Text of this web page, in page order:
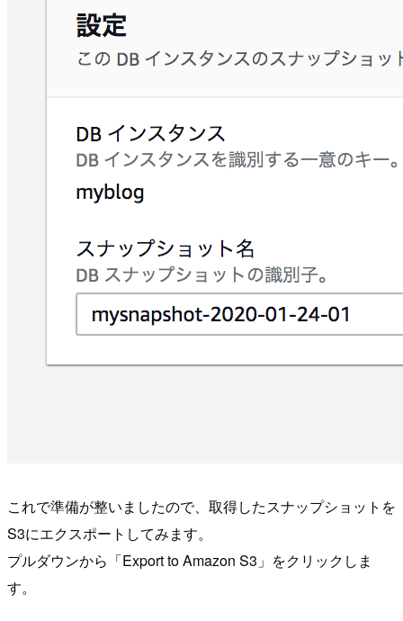
これで準備が整いましたので、取得したスナップショットを
S3にエクスポートしてみます。
プルダウンから「Export to Amazon S3」をクリックしま
す。